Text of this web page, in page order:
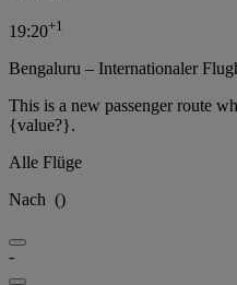
19:20+1
Bengaluru – Internationaler
This is a new passenger route
{value?}.
Alle Flüge
Nach ()
-